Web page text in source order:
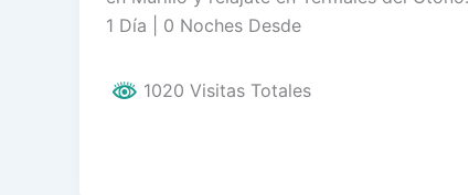
1 Día | 0 Noches Desde
1020 Visitas Totales